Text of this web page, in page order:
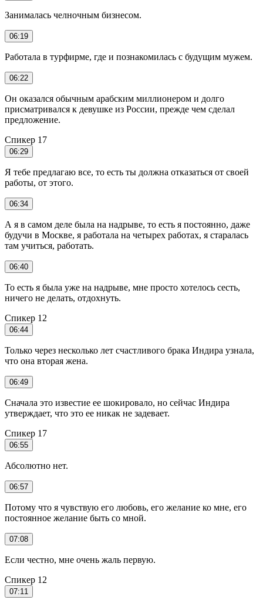
Занималась челночным бизнесом.
06:19
Работала в турфирме, где и познакомилась с будущим мужем.
06:22
Он оказался обычным арабским миллионером и долго
присматривался к девушке из России, прежде чем сделал
предложение.
Спикер 17
06:29
Я тебе предлагаю все, то есть ты должна отказаться от своей
работы, от этого.
06:34
А я в самом деле была на надрыве, то есть я постоянно, даже
будучи в Москве, я работала на четырех работах, я старалась
там учиться, работать.
06:40
То есть я была уже на надрыве, мне просто хотелось сесть,
ничего не делать, отдохнуть.
Спикер 12
06:44
Только через несколько лет счастливого брака Индира узнала,
что она вторая жена.
06:49
Сначала это известие ее шокировало, но сейчас Индира
утверждает, что это ее никак не задевает.
Спикер 17
06:55
Абсолютно нет.
06:57
Потому что я чувствую его любовь, его желание ко мне, его
постоянное желание быть со мной.
07:08
Если честно, мне очень жаль первую.
Спикер 12
07:11